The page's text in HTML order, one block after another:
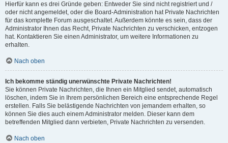
Hierfür kann es drei Gründe geben: Entweder Sie sind nicht registriert und /
oder nicht angemeldet, oder die Board-Administration hat Private Nachrichten
für das komplette Forum ausgeschaltet. Außerdem könnte es sein, dass der
Administrator Ihnen das Recht, Private Nachrichten zu verschicken, entzogen
hat. Kontaktieren Sie einen Administrator, um weitere Informationen zu
erhalten.
Nach oben
Ich bekomme ständig unerwünschte Private Nachrichten!
Sie können Private Nachrichten, die Ihnen ein Mitglied sendet, automatisch
löschen, indem Sie in Ihrem persönlichen Bereich eine entsprechende Regel
erstellen. Falls Sie belästigende Nachrichten von jemandem erhalten, so
können Sie dies auch einem Administrator melden. Dieser kann dem
betreffenden Mitglied dann verbieten, Private Nachrichten zu versenden.
Nach oben